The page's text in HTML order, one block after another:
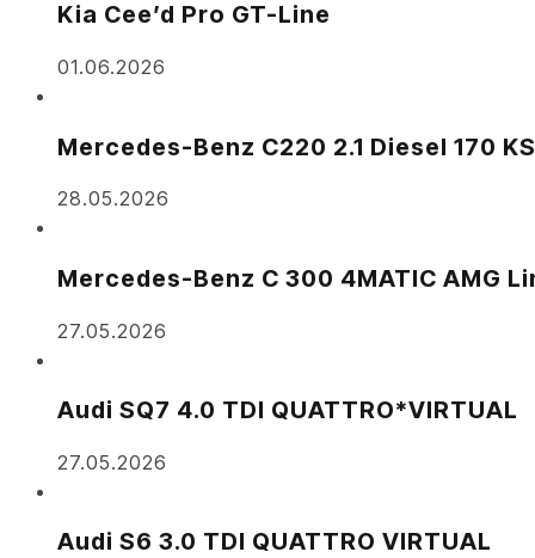
Kia Cee’d Pro GT-Line
01.06.2026
Mercedes-Benz C220 2.1 Diesel 170 KS
28.05.2026
Mercedes-Benz C 300 4MATIC AMG
27.05.2026
Audi SQ7 4.0 TDI QUATTRO*VIRTUAL
27.05.2026
Audi S6 3.0 TDI QUATTRO VIRTUAL